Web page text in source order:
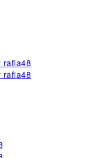
rafia48
rafia48